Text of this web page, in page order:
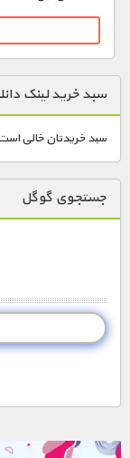
سبد خرید لینک
سبد خریدتان خالی
جستجوی گوگل